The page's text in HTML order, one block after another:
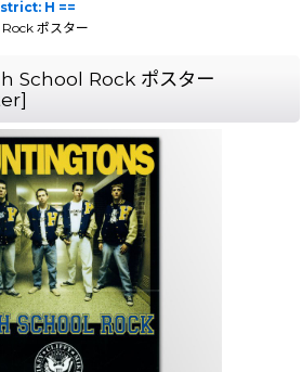
H ==
ポスター
Rock ポスター
]